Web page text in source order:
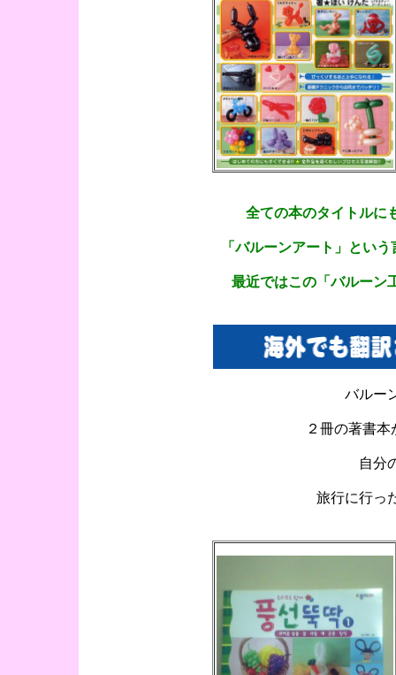
全ての本のタイトルに
「バルーンアート」とい
最近ではこの「バルーン
バルー
２冊の著書
自分
旅行に行っ